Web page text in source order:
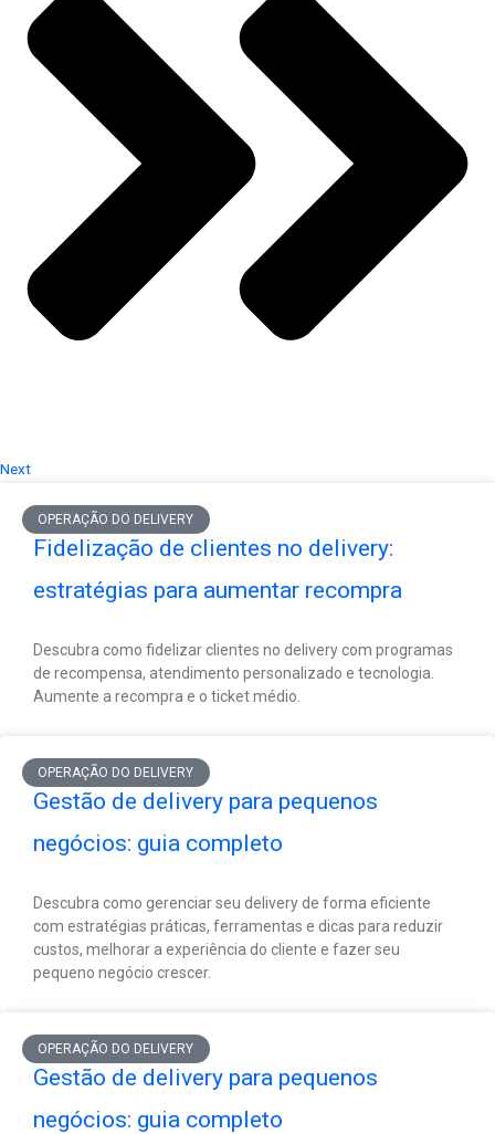
Next
OPERAÇÃO DO DELIVERY
Fidelização de clientes no delivery:
estratégias para aumentar recompra
Descubra como fidelizar clientes no delivery com programas
de recompensa, atendimento personalizado e tecnologia.
Aumente a recompra e o ticket médio.
OPERAÇÃO DO DELIVERY
Gestão de delivery para pequenos
negócios: guia completo
Descubra como gerenciar seu delivery de forma eficiente
com estratégias práticas, ferramentas e dicas para reduzir
custos, melhorar a experiência do cliente e fazer seu
pequeno negócio crescer.
OPERAÇÃO DO DELIVERY
Gestão de delivery para pequenos
negócios: guia completo